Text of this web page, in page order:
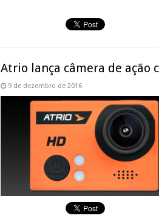
Atrio lança câmera de ação
9 de dezembro de 2016